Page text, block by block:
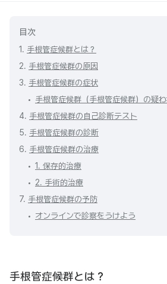
目次
1. 手根管症候群とは？
2. 手根管症候群の原因
3. 手根管症候群の症状
手根管症候群（手根管症候群）の疑
4. 手根管症候群の自己診断テスト
5. 手根管症候群の診断
6. 手根管症候群の治療
1. 保存的治療
2. 手術的治療
7. 手根管症候群の予防
オンラインで診察をうけよう
手根管症候群とは？